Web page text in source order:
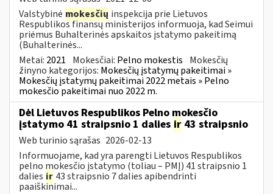
Valstybinė mokesčių inspekcija prie Lietuvos
Respublikos finansų ministerijos informuoja, kad Seimui
priėmus Buhalterinės apskaitos įstatymo pakeitimą
(Buhalterinės...
Metai: 2021 Mokesčiai: Pelno mokestis Mokesčių
žinyno kategorijos: Mokesčių įstatymų pakeitimai »
Mokesčių įstatymų pakeitimai 2022 metais » Pelno
mokesčio pakeitimai nuo 2022 m.
Dėl Lietuvos Respublikos Pelno mokesčio
įstatymo 41 straipsnio 1 dalies ir 43 straipsnio
Web turinio sąrašas 2026-02-13
Informuojame, kad yra parengti Lietuvos Respublikos
pelno mokesčio įstatymo (toliau – PMĮ) 41 straipsnio 1
dalies ir 43 straipsnio 7 dalies apibendrinti
paaiškinimai...